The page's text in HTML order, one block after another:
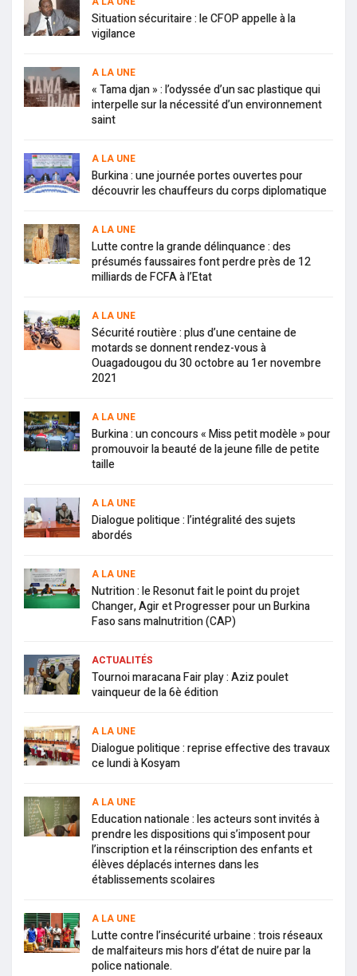
Situation sécuritaire : le CFOP appelle à la
vigilance
A LA UNE
« Tama djan » : l’odyssée d’un sac plastique qui
interpelle sur la nécessité d’un environnement
saint
A LA UNE
Burkina : une journée portes ouvertes pour
découvrir les chauffeurs du corps diplomatique
A LA UNE
Lutte contre la grande délinquance : des
présumés faussaires font perdre près de 12
milliards de FCFA à l’Etat
A LA UNE
Sécurité routière : plus d’une centaine de
motards se donnent rendez-vous à
Ouagadougou du 30 octobre au 1er novembre
2021
A LA UNE
Burkina : un concours « Miss petit modèle » pour
promouvoir la beauté de la jeune fille de petite
taille
A LA UNE
Dialogue politique : l’intégralité des sujets
abordés
A LA UNE
Nutrition : le Resonut fait le point du projet
Changer, Agir et Progresser pour un Burkina
Faso sans malnutrition (CAP)
ACTUALITÉS
Tournoi maracana Fair play : Aziz poulet
vainqueur de la 6è édition
A LA UNE
Dialogue politique : reprise effective des travaux
ce lundi à Kosyam
A LA UNE
Education nationale : les acteurs sont invités à
prendre les dispositions qui s’imposent pour
l’inscription et la réinscription des enfants et
élèves déplacés internes dans les
établissements scolaires
A LA UNE
Lutte contre l’insécurité urbaine : trois réseaux
de malfaiteurs mis hors d’état de nuire par la
police nationale.